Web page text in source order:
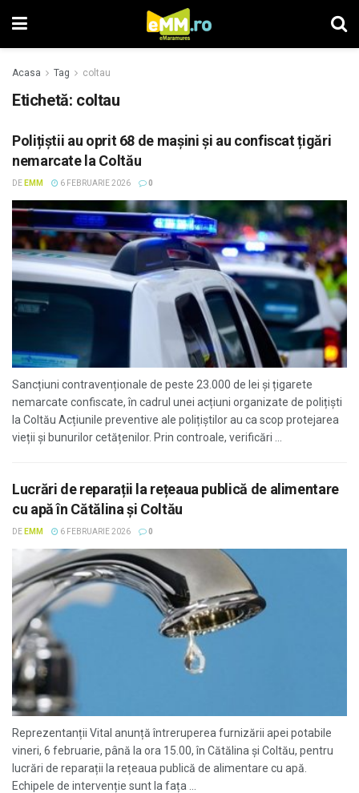
Acasa Tag coltau
Etichetă: coltau
Polițiștii au oprit 68 de mașini și au confiscat țigări
nemarcate la Coltău
DE EMM 6 FEBRUARIE 2026 0
Sancțiuni contravenționale de peste 23.000 de lei și țigarete
nemarcate confiscate, în cadrul unei acțiuni organizate de polițiști
la Coltău Acțiunile preventive ale polițiștilor au ca scop protejarea
vieții și bunurilor cetățenilor. Prin controale, verificări ...
Lucrări de reparații la rețeaua publică de alimentare
cu apă în Cătălina și Coltău
DE EMM 6 FEBRUARIE 2026 0
Reprezentanții Vital anunță întreruperea furnizării apei potabile
vineri, 6 februarie, până la ora 15.00, în Cătălina și Coltău, pentru
lucrări de reparații la rețeaua publică de alimentare cu apă.
Echipele de intervenție sunt la fața ...